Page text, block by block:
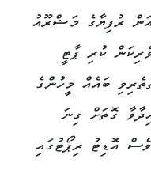
ނުލައި 1.3 ބިލިއަން ރުފިޔާގެ މަޝްރޫއު
ކުރި ޕާޓީ
ބައެއް މީހުންގެ
ގޮތަށް ގިނަ
އޮޑިޓު ރިޕޯޓުގައި